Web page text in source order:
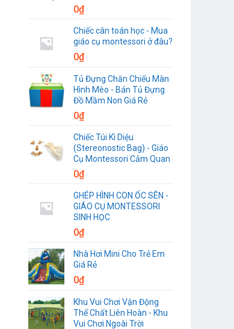
0₫
Chiếc cân toán học - Mua
giáo cụ montessori ở đâu?
0₫
Tủ Đựng Chăn Chiếu Màn
Hình Mèo - Bán Tủ Đựng
Đồ Mầm Non Giá Rẻ
0₫
Chiếc Túi Kì Diệu
(Stereonostic Bag) - Giáo
Cụ Montessori Cảm Quan
0₫
GHÉP HÌNH CON ỐC SÊN -
GIÁO CỤ MONTESSORI
SINH HỌC
0₫
Nhà Hơi Mini Cho Trẻ Em
Giá Rẻ
0₫
Khu Vui Chơi Vận Động
Thể Chất Liên Hoàn - Khu
Vui Chơi Ngoài Trời